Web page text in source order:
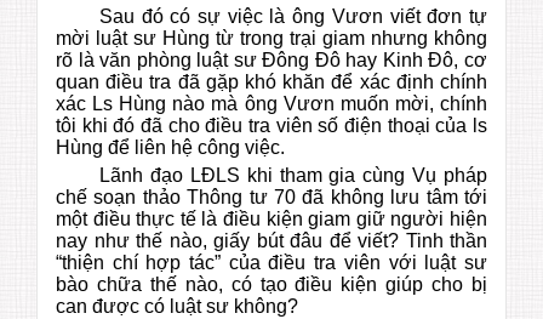
Sau đó có sự việc là ông Vươn viết đơn tự
mời luật sư Hùng từ trong trại giam nhưng không
rõ là văn phòng luật sư Đông Đô hay Kinh Đô, cơ
quan điều tra đã gặp khó khăn để xác định chính
xác Ls Hùng nào mà ông Vươn muốn mời, chính
tôi khi đó đã cho điều tra viên số điện thoại của ls
Hùng để liên hệ công việc.
Lãnh đạo LĐLS khi tham gia cùng Vụ pháp
chế soạn thảo Thông tư 70 đã không lưu tâm tới
một điều thực tế là điều kiện giam giữ người hiện
nay như thế nào, giấy bút đâu để viết? Tinh thần
“thiện chí hợp tác” của điều tra viên với luật sư
bào chữa thế nào, có tạo điều kiện giúp cho bị
can được có luật sư không?